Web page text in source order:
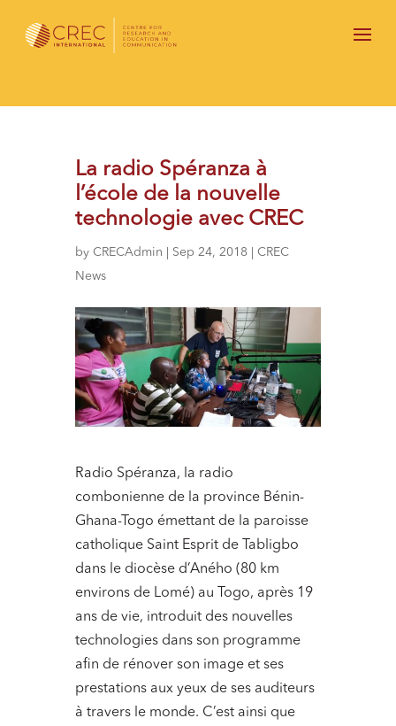
La radio Spéranza à
l’école de la nouvelle
technologie avec CREC
by CRECAdmin Sep 24, 2018| CREC
News
Radio Spéranza, la radio
combonienne de la province Bénin-
Ghana-Togo émettant de la paroisse
catholique Saint Esprit de Tabligbo
dans le diocèse d’Aného (80 km
environs de Lomé) au Togo, après 19
ans de vie, introduit des nouvelles
technologies dans son programme
afin de rénover son image et ses
prestations aux yeux de ses auditeurs
à travers le monde. C’est ainsi que